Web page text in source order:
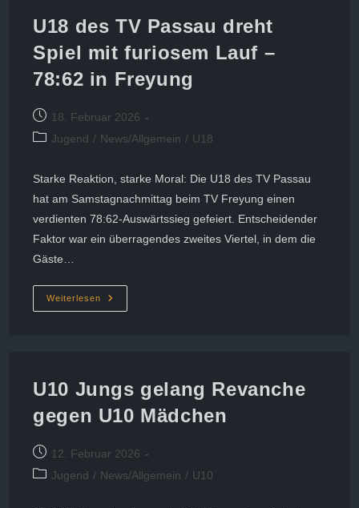
U18 des TV Passau dreht
Spiel mit furiosem Lauf –
78:62 in Freyung
Beitrag
veröffentlicht:
18. Februar 2026
Beitrags-
Jugend / News/Allgemein / U18
Starke Reaktion, starke Moral: Die U18 des TV Passau
hat am Samstagnachmittag beim TV Freyung einen
verdienten 78:62-Auswärtssieg gefeiert. Entscheidender
Faktor war ein überragendes zweites Viertel, in dem die
Gäste…
Weiterlesen
U18
Des
Lauf
–
78:62
In
U10 Jungs gelang Revanche
gegen U10 Mädchen
Beitrag
veröffentlicht:
12. Februar 2026
Beitrags-
Jugend / News/Allgemein / U10